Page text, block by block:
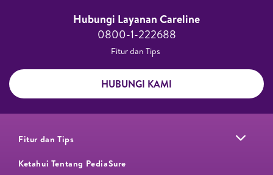
Hubungi Layanan Careline​
0800-1-222688​
Fitur dan Tips ​
HUBUNGI KAMI
Fitur dan Tips
Ketahui Tentang PediaSure